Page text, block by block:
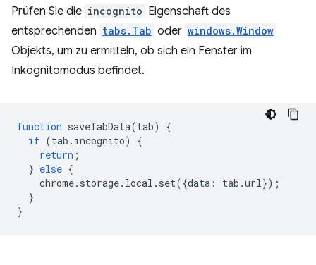
Prüfen Sie die incognito Eigenschaft des
entsprechenden tabs.Tab oder windows.Window
Objekts, um zu ermitteln, ob sich ein Fenster im
Inkognitomodus befindet.
function saveTabData(tab)
{
if (tab . incognito)
{
return ;
} else {
chrome. storage. local . set({data : tab .url});
}
}